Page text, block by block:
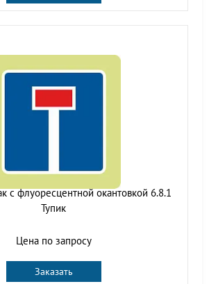
с флуоресцентной окантовкой 6.8.1
Тупик
Цена по запросу
Заказать